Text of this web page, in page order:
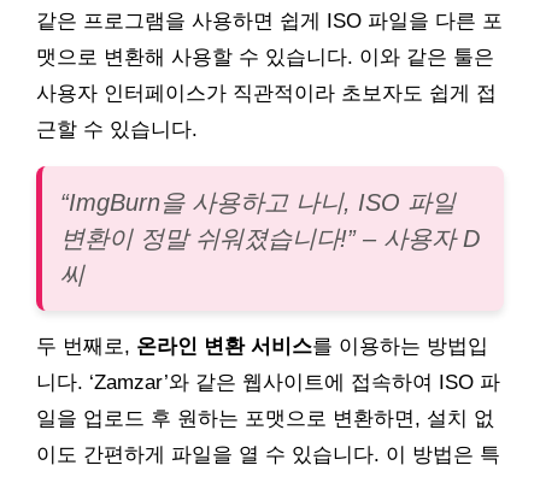
같은 프로그램을 사용하면 쉽게 ISO 파일을 다른 포
맷으로 변환해 사용할 수 있습니다. 이와 같은 툴은
사용자 인터페이스가 직관적이라 초보자도 쉽게 접
근할 수 있습니다.
“ImgBurn을 사용하고 나니, ISO 파일
변환이 정말 쉬워졌습니다!” – 사용자 D
씨
두 번째로, 온라인 변환 서비스를 이용하는 방법입
니다. ‘Zamzar’와 같은 웹사이트에 접속하여 ISO 파
일을 업로드 후 원하는 포맷으로 변환하면, 설치 없
이도 간편하게 파일을 열 수 있습니다. 이 방법은 특